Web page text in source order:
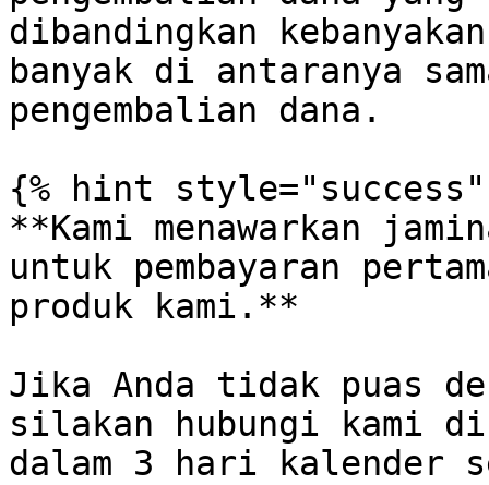
dibandingkan
banyak di antaranya
pengembalian dana.
{% hint style="success"
**Kami menawarkan
untuk pembayaran
produk kami.**
Jika Anda tidak puas
silakan hubungi kami
dalam 3 hari kalender